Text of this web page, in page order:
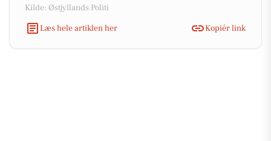
Kilde: Østjyllands Politi
Læs hele artiklen her
Kopiér link